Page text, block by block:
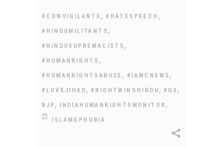
#COWVIGILANTE , #HATESPEECH ,
#HINDUMILITANTS ,
#HINDUSUPREMACISTS ,
#HUMANRIGHTS ,
#HUMANRIGHTSABUSE , #IAMCNEWS ,
#LOVEJIHAD , #RIGHTWINGHINDU , #US ,
BJP , INDIAHUMANRIGHTSMONITOR ,
ISLAMOPHOBIA